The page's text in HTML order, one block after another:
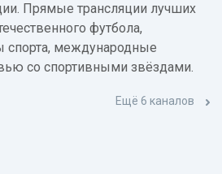
Прямые трансляции лучших
футбола,
спорта, международные
со спортивными звёздами.
Ещё 6 каналов